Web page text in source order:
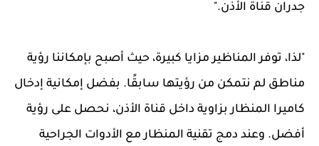
جدران قناة الأذن."
"لذا، توفر المناظير مزايا كبيرة، حيث أصبح بإمكاننا رؤية
مناطق لم نتمكن من رؤيتها سابقًا. بفضل إمكانية إدخال
كاميرا المنظار بزاوية داخل قناة الأذن، نحصل على رؤية
أفضل. وعند دمج تقنية المنظار مع الأدوات الجراحية